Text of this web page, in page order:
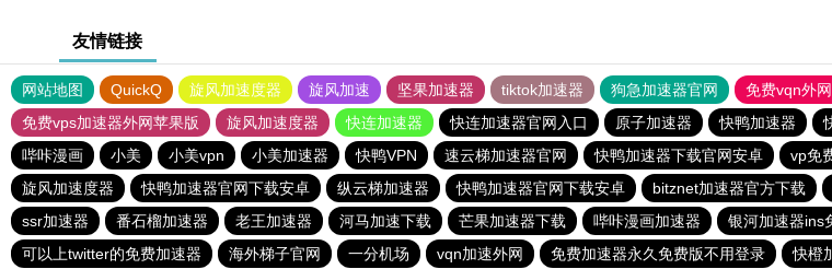
友情链接
网站地图 QuickQ 旋风加速度器 旋风加速 坚果加速器 tiktok加速器 狗急加速器官网 免费vqn外
免费vps加速器外网苹果版
旋风加速度器 快连加速器 快连加速器官网入口 原子加速器 快鸭加速器
哔咔漫画
小美 小美vpn 小美加速器 快鸭VPN 速云梯加速器官网 快鸭加速器下载官网安卓 vp免
旋风加速度器
快鸭加速器官网下载安卓 纵云梯加速器 快鸭加速器官网下载安卓 bitznet加速器官方下载
ssr加速器
番石榴加速器 老王加速器 河马加速下载 芒果加速器下载 哔咔漫画加速器 银河加速器ins
可以上twitter的免费加速器
海外梯子官网 一分机场 vqn加速外网 免费加速器永久免费版不用登录 快橙